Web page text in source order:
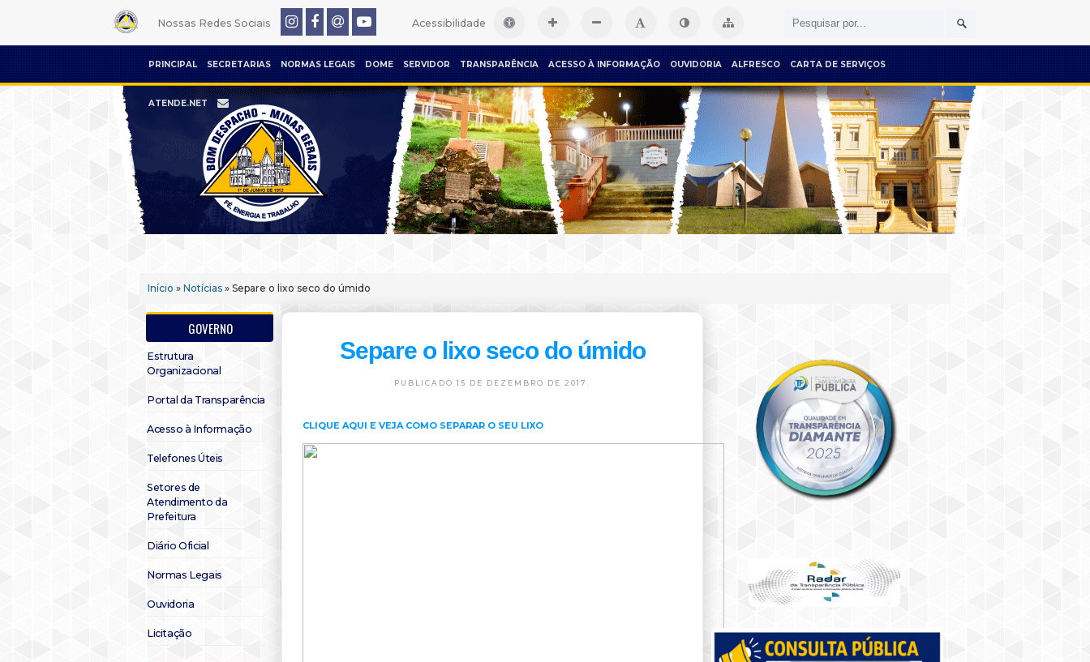
Nossas Redes Sociais Acessibilidade
PRINCIPAL SECRETARIAS NORMAS LEGAIS DOME SERVIDOR TRANSPARÊNCIA ACESSO À INFORMAÇÃO OUVIDORIA ALFRESCO CARTA DE SERVIÇOS
ATENDE.NET
Início » Notícias » Separe o lixo seco do úmido
GOVERNO
Estrutura
Organizacional
Portal da Transparência
Acesso à Informação
Telefones Úteis
Setores de
Atendimento da
Prefeitura
Diário Oficial
Normas Legais
Ouvidoria
Licitação
Separe o lixo seco do úmido
PUBLICADO 15 DE DEZEMBRO DE 2017.
CLIQUE AQUI E VEJA COMO SEPARAR O SEU LIXO